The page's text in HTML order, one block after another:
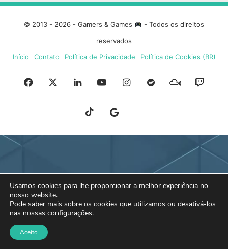
© 2013 - 2026 - Gamers & Games
- Todos os direitos
reservados
Início
Contato Política de Privacidade Política de Cookies (BR)
Facebook LinkedinYouTubeInstagram
SpotifyMixcloud
TikTokGoogle
NewsSky
Usamos cookies para lhe proporcionar a melhor experiência no
nosso website.
Pode saber mais sobre os cookies que utilizamos ou desativá-los
nas nossas configurações.
Aceito